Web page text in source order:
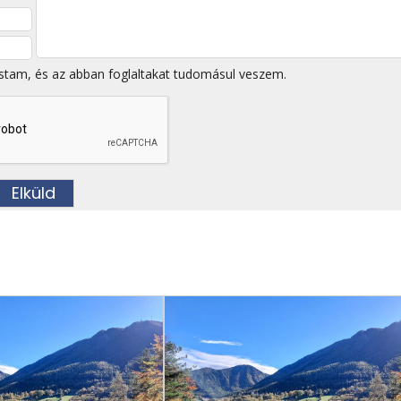
és az abban foglaltakat tudomásul veszem.